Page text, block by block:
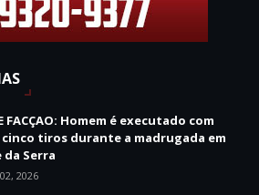
FACÇAO: Homem é executado com
cinco tiros durante a madrugada em
Serra
2026